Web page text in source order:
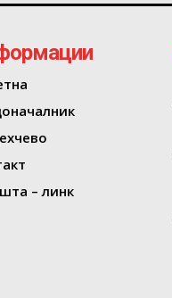
– линк